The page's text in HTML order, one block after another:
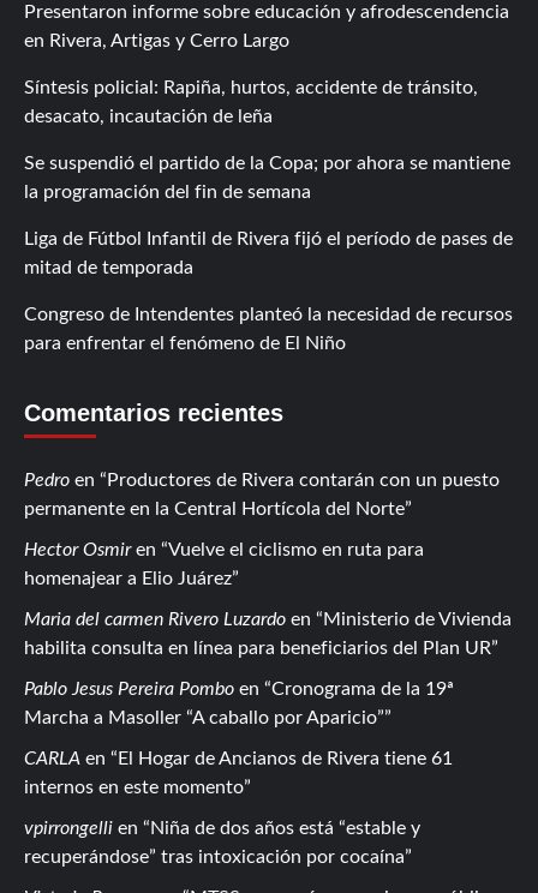
Presentaron informe sobre educación y afrodescendencia
en Rivera, Artigas y Cerro Largo
Síntesis policial: Rapiña, hurtos, accidente de tránsito,
desacato, incautación de leña
Se suspendió el partido de la Copa; por ahora se mantiene
la programación del fin de semana
Liga de Fútbol Infantil de Rivera fijó el período de pases de
mitad de temporada
Congreso de Intendentes planteó la necesidad de recursos
para enfrentar el fenómeno de El Niño
Comentarios recientes
Pedro en
Productores de Rivera contarán con un puesto
permanente en la Central Hortícola del Norte
Hector Osmiren
Vuelve el ciclismo en ruta para
homenajear a Elio Juárez
Maria del carmen Rivero Luzardo en
Ministerio de Vivienda
habilita consulta en línea para beneficiarios del Plan UR
Pablo Jesus Pereira Pombo en
Cronograma de la 19ª
Marcha a Masoller “A caballo por Aparicio”
CARLA en
El Hogar de Ancianos de Rivera tiene 61
internos en este momento
vpirrongelli en
Niña de dos años está “estable y
recuperándose” tras intoxicación por cocaína